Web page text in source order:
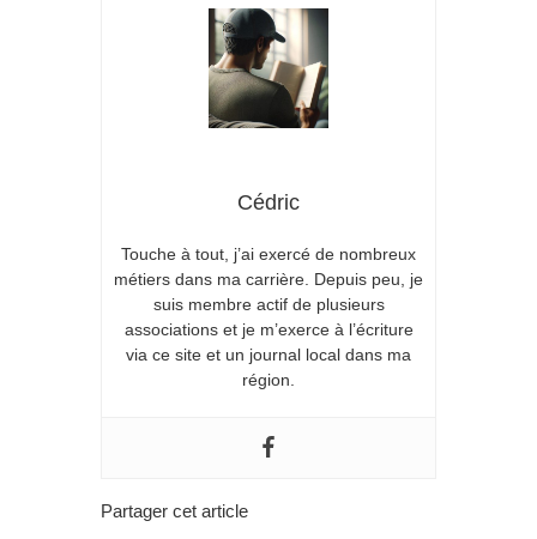
Cédric
Touche à tout, j’ai exercé de nombreux
métiers dans ma carrière. Depuis peu, je
suis membre actif de plusieurs
associations et je m’exerce à l’écriture
via ce site et un journal local dans ma
région.
Partager cet article